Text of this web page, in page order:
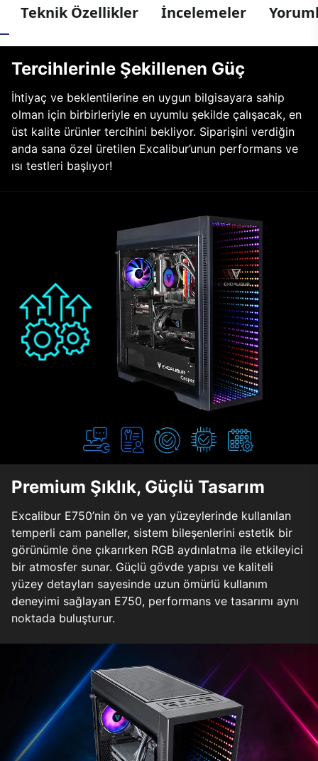
Teknik Özellikler İncelemeler
Tercihlerinle Şekillenen Güç
İhtiyaç ve beklentilerine en uygun bilgisayara sahip
olman için birbirleriyle en uyumlu şekilde çalışacak, en
üst kalite ürünler tercihini bekliyor. Siparişini verdiğin
anda sana özel üretilen Excalibur’unun performans ve
ısı testleri başlıyor!
Premium Şıklık, Güçlü Tasarım
Excalibur E750’nin ön ve yan yüzeylerinde kullanılan
temperli cam paneller, sistem bileşenlerini estetik bir
görünümle öne çıkarırken RGB aydınlatma ile etkileyici
bir atmosfer sunar. Güçlü gövde yapısı ve kaliteli
yüzey detayları sayesinde uzun ömürlü kullanım
deneyimi sağlayan E750, performans ve tasarımı aynı
noktada buluşturur.